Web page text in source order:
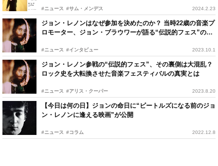
#ニュース #サム・メンデス 2024.2.23
ジョン・レノンはなぜ参加を決めたのか？ 当時22歳の音楽プ
ロモーター、ジョン・ブラウワーが語る“伝説的フェス”の裏
#ニュース #インタビュー 2023.10.1
ジョン・レノン参戦の“伝説的フェス”、その裏側は大混乱？
ロック史を大転換させた音楽フェスティバルの真実とは
#ニュース #アリス・クーパー 2023.8.20
【今日は何の日】ジョンの命日に“ビートルズになる前のジョ
ン・レノンに逢える映画”が公開
#ニュース #コラム 2022.12.8